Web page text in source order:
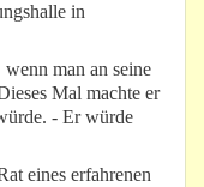
in
man an seine
Mal machte er
- Er würde
eines erfahrenen